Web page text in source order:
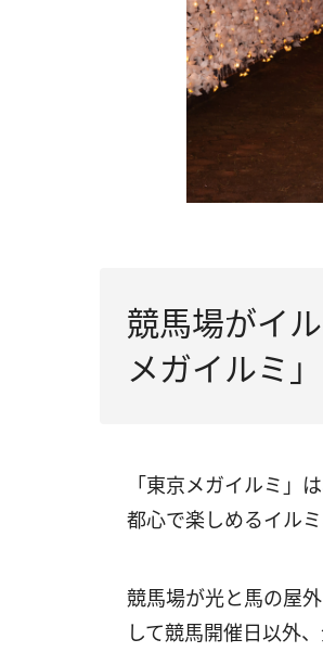
競馬場がイ
メガイルミ」
「東京メガイルミ」
都心で楽しめるイル
競⾺場が光と⾺の屋
して競馬開催日以外